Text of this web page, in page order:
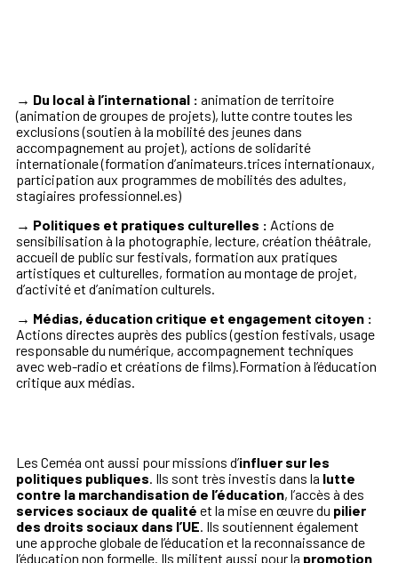
→ Du local à l’international : animation de territoire
(animation de groupes de projets), lutte contre toutes les
exclusions (soutien à la mobilité des jeunes dans
accompagnement au projet), actions de solidarité
internationale (formation d’animateurs.trices internationaux,
participation aux programmes de mobilités des adultes,
stagiaires professionnel.es)
→ Politiques et pratiques culturelles : Actions de
sensibilisation à la photographie, lecture, création théâtrale,
accueil de public sur festivals, formation aux pratiques
artistiques et culturelles, formation au montage de projet,
d’activité et d’animation culturels.
→ Médias, éducation critique et engagement citoyen :
Actions directes auprès des publics (gestion festivals, usage
responsable du numérique, accompagnement techniques
avec web-radio et créations de films).Formation à l’éducation
critique aux médias.
Les Ceméa ont aussi pour missions d’influer sur les
politiques publiques. Ils sont très investis dans la lutte
contre la marchandisation de l’éducation, l’accès à des
services sociaux de qualité et la mise en œuvre du pilier
des droits sociaux dans l’UE. Ils soutiennent également
une approche globale de l’éducation et la reconnaissance de
l’éducation non formelle. Ils militent aussi pour la promotion